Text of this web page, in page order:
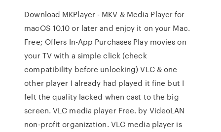
Download MKPlayer - MKV & Media Player for
macOS 10.10 or later and enjoy it on your Mac.
Free; Offers In-App Purchases Play movies on
your TV with a simple click (check
compatibility before unlocking) VLC & one
other player I already had played it fine but I
felt the quality lacked when cast to the big
screen. VLC media player Free. by VideoLAN
non-profit organization. VLC media player is